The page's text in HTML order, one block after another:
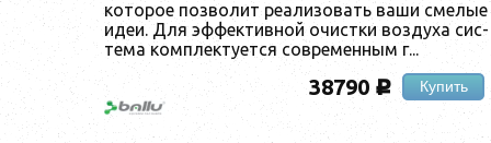
ко­торое поз­во­лит ре­али­зовать ва­ши сме­лые
идеи. Для эф­фектив­ной очис­тки воз­ду­ха сис­
те­ма ком­плек­ту­ет­ся сов­ре­мен­ным г...
38790 c Купить